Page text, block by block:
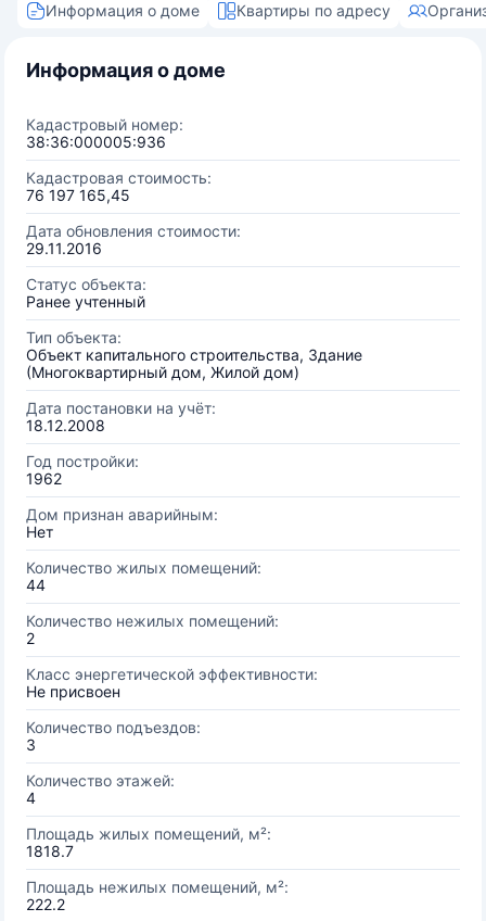
Информация о доме Квартиры по адресу
Информация о доме
Кадастровый номер:
38:36:000005:936
Кадастровая стоимость:
76 197 165,45
Дата обновления стоимости:
29.11.2016
Статус объекта:
Ранее учтенный
Тип объекта:
Объект капитального строительства, Здание
(Многоквартирный дом, Жилой дом)
Дата постановки на учёт:
18.12.2008
Год постройки:
1962
Дом признан аварийным:
Нет
Количество жилых помещений:
44
Количество нежилых помещений:
2
Класс энергетической эффективности:
Не присвоен
Количество подъездов:
3
Количество этажей:
4
Площадь жилых помещений, м²:
1818.7
Площадь нежилых помещений, м²:
222.2